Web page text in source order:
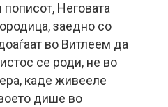
пописот, Неговата
заедно со
во Витлеем да
се роди, не во
каде живееле
дише во